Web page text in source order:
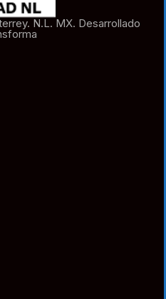
N.L. MX. Desarrollado